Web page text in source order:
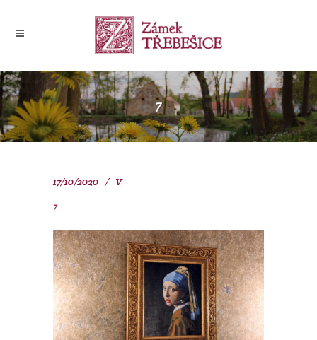
7
17/10/2020 V
7